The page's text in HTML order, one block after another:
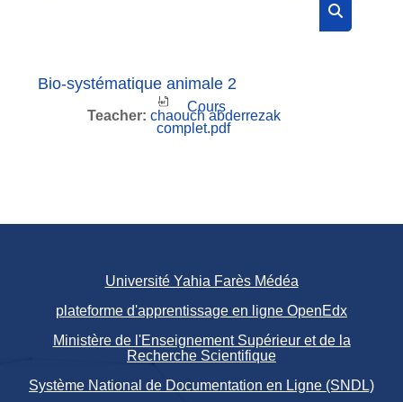
Bio-systématique animale 2
Cours
complet.pdf
Teacher: chaouch abderrezak
Université Yahia Farès Médéa
plateforme d'apprentissage en ligne OpenEdx
Ministère de l'Enseignement Supérieur et de la
Recherche Scientifique
Système National de Documentation en Ligne (SNDL)